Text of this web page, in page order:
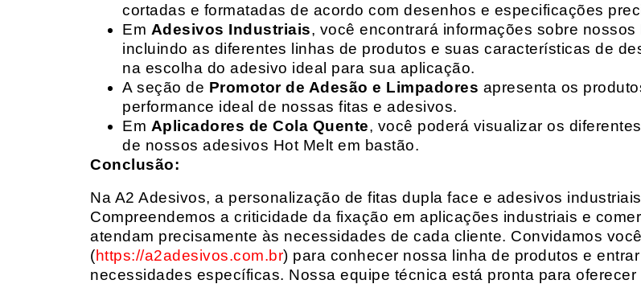
cortadas e formatadas de acordo com desenhos e especificações
Em Adesivos Industriais, você encontrará informações sobre nossos
incluindo as diferentes linhas de produtos e suas características de
na escolha do adesivo ideal para sua aplicação.
A seção de Promotor de Adesão e Limpadores apresenta os
performance ideal de nossas fitas e adesivos.
Em Aplicadores de Cola Quente, você poderá visualizar os
de nossos adesivos Hot Melt em bastão.
Conclusão:
Na A2 Adesivos, a personalização de fitas dupla face e adesivos
Compreendemos a criticidade da fixação em aplicações industriais e
atendam precisamente às necessidades de cada cliente. Convidamos
(https://a2adesivos.com.br) para conhecer nossa linha de produtos e
necessidades específicas. Nossa equipe técnica está pronta para